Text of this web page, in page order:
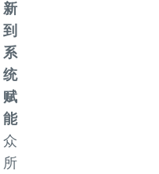
新
到
系
统
赋
能
众
所